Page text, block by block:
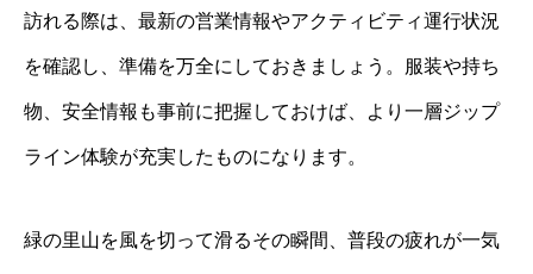
訪れる際は、最新の営業情報やアクティビティ運行状況
を確認し、準備を万全にしておきましょう。服装や持ち
物、安全情報も事前に把握しておけば、より一層ジップ
ライン体験が充実したものになります。
緑の里山を風を切って滑るその瞬間、普段の疲れが一気